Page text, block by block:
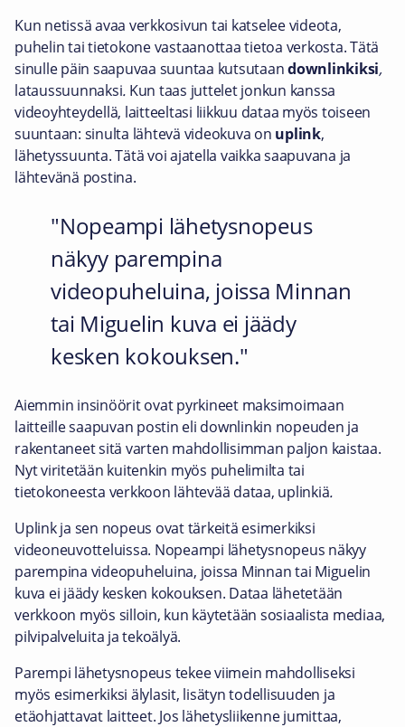
Kun netissä avaa verkkosivun tai katselee videota,
puhelin tai tietokone vastaanottaa tietoa verkosta. Tätä
sinulle päin saapuvaa suuntaa kutsutaandownlinkiksi,
lataussuunnaksi. Kun taas juttelet jonkun kanssa
videoyhteydellä, laitteeltasi liikkuu dataa myös toiseen
suuntaan: sinulta lähtevä videokuva on uplink,
lähetyssuunta. Tätä voi ajatella vaikka saapuvana ja
lähtevänä postina.
Nopeampi lähetysnopeus
näkyy parempina
videopuheluina, joissa Minnan
tai Miguelin kuva ei jäädy
kesken kokouksen.
Aiemmin insinöörit ovat pyrkineet maksimoimaan
laitteille saapuvan postin eli downlinkin nopeuden ja
rakentaneet sitä varten mahdollisimman paljon kaistaa.
Nyt viritetään kuitenkin myös puhelimilta tai
tietokoneesta verkkoon lähtevää dataa, uplinkiä.
Uplink ja sen nopeus ovat tärkeitä esimerkiksi
videoneuvotteluissa. Nopeampi lähetysnopeus näkyy
parempina videopuheluina, joissa Minnan tai Miguelin
kuva ei jäädy kesken kokouksen. Dataa lähetetään
verkkoon myös silloin, kun käytetään sosiaalista mediaa,
pilvipalveluita ja tekoälyä.
Parempi lähetysnopeus tekee viimein mahdolliseksi
myös esimerkiksi älylasit, lisätyn todellisuuden ja
etäohjattavat laitteet. Jos lähetysliikenne jumittaa,